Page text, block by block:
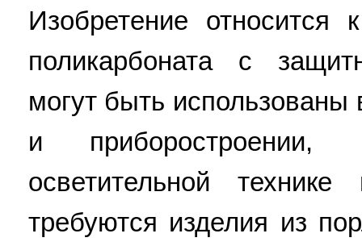
Изобретение
поликарбоната с
могут быть использованы
и приборостроении,
осветительной
требуются изделия из